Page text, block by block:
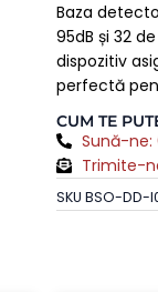
Izolator
MORLEY-
IAS
BSO-
DD-
I05,
32
Tonuri,
Volum
Baza
95dB și 32
dispozitiv
perfectă
CUM TE
Sună-ne:
Trimite-
SKUBSO-DD-